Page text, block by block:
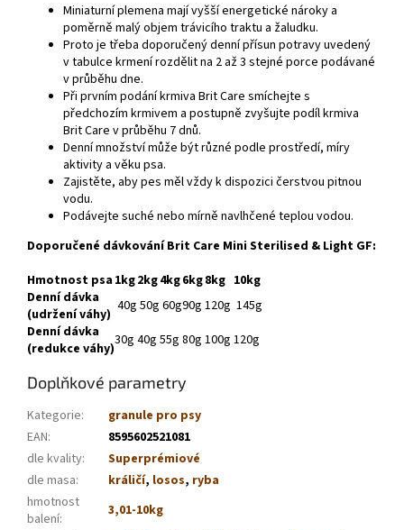
Miniaturní plemena mají vyšší energetické nároky a
poměrně malý objem trávicího traktu a žaludku.
Proto je třeba doporučený denní přísun potravy uvedený
v tabulce krmení rozdělit na 2 až 3 stejné porce podávané
v průběhu dne.
Při prvním podání krmiva Brit Care smíchejte s
předchozím krmivem a postupně zvyšujte podíl krmiva
Brit Care v průběhu 7 dnů.
Denní množství může být různé podle prostředí, míry
aktivity a věku psa.
Zajistěte, aby pes měl vždy k dispozici čerstvou pitnou
vodu.
Podávejte suché nebo mírně navlhčené teplou vodou.
Doporučené dávkování Brit Care Mini Sterilised & Light GF:
Hmotnost psa1kg2kg4kg6kg8kg 10kg
Denní dávka
(udržení váhy) 40g 50g 60g90g 120g 145g
Denní dávka
(redukce váhy)30g 40g 55g 80g 100g 120g
Doplňkové parametry
Kategorie:
granule pro psy
EAN:
8595602521081
dle kvality:
Superprémiové
dle masa: králičí, losos, ryba
hmotnost
balení:
3,01-10kg